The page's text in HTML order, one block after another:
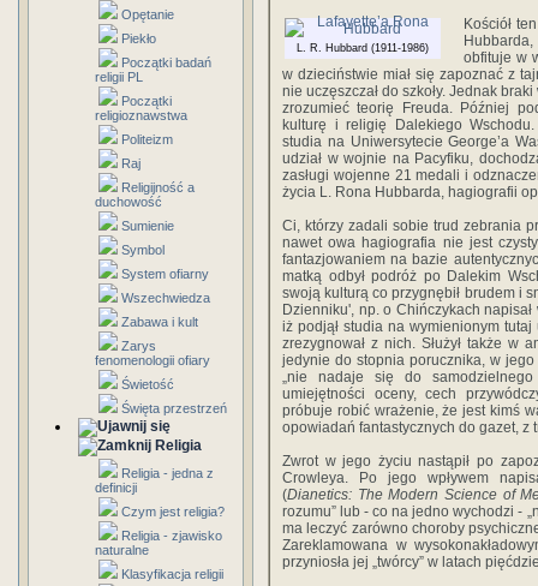
Opętanie
Piekło
Początki badań
religii PL
Początki
religioznawstwa
Politeizm
Raj
Religijność a
duchowość
Sumienie
Symbol
System ofiarny
Wszechwiedza
Zabawa i kult
Zarys
fenomenologii ofiary
Świetość
Święta przestrzeń
Religia
Religia - jedna z
definicji
Czym jest religia?
Religia - zjawisko
naturalne
Klasyfikacja religii
L. R. Hubbard (1911-1986)
Kościół
obfituje w
w dzieciństwie miał się zapoznać z
nie uczęszczał do szkoły. Jednak
zrozumieć teorię Freuda. Później
kulturę i religię Dalekiego Wschodu.
studia na Uniwersytecie George’a
udział w wojnie na Pacyfiku,
zasługi wojenne 21 medali i
życia L. Rona Hubbarda, hagiografii
Ci, którzy zadali sobie trud zebrania
nawet owa hagiografia nie jest
fantazjowaniem na bazie
matką odbył podróż po Dalekim
swoją kulturą co przygnębił brudem i
Dzienniku', np. o Chińczykach
iż podjął studia na wymienionym
zrezygnował z nich. Służył także w
jedynie do stopnia porucznika, w
„nie nadaje się do
umiejętności oceny, cech
próbuje robić wrażenie, że jest kimś
opowiadań fantastycznych do gazet, z
Zwrot w jego życiu nastąpił po
Crowleya. Po jego wpływem
(Dianetics: The Modern Science of
rozumu” lub - co na jedno wychodzi -
ma leczyć zarówno choroby
Zareklamowana w
przyniosła jej „twórcy” w latach